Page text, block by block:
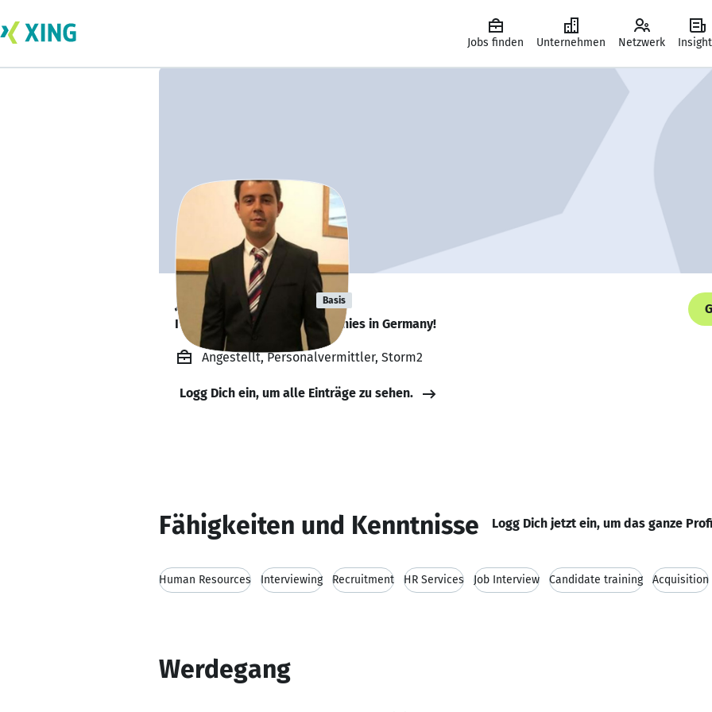
Jobs finden Unternehmen Netzwerk
Josef Belghiti Basis
I am hiring for Fintech companies in Germany!
Angestellt, Personalvermittler, Storm2
Logg Dich ein, um alle Einträge zu sehen.
Fähigkeiten und Kenntnisse Logg Dich jetzt ein, um das ganze
Human Resources Interviewing Recruitment HR Services Job Interview Candidate training Acquisition
Werdegang